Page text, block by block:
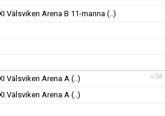
Välsviken Arena B 11-manna (..)
v.34
Välsviken Arena A (..)
Välsviken Arena A (..)